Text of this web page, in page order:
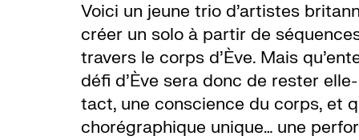
Voici un jeune trio d’artistes
créer un solo à partir de
travers le corps d’Ève. Mais
défi d’Ève sera donc de rester
tact, une conscience du corps, et
chorégraphique unique… une